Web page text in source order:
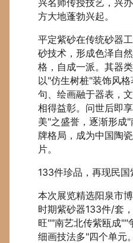
方大地蓬勃兴起。
平定紫砂在传统砂器
砂技术，形成色泽自
格，自成一派。其器
以"仿生树桩"装饰风
句、绘画融于器表，
相得益彰。问世后即
美"之盛誉，逐渐形成
牌格局，成为中国陶
片。
133件珍品，再现民国
本次展览精选阳泉市
时期紫砂器133件/套
旺""南艺北传紫瓯成""
细画技法多"四个单元